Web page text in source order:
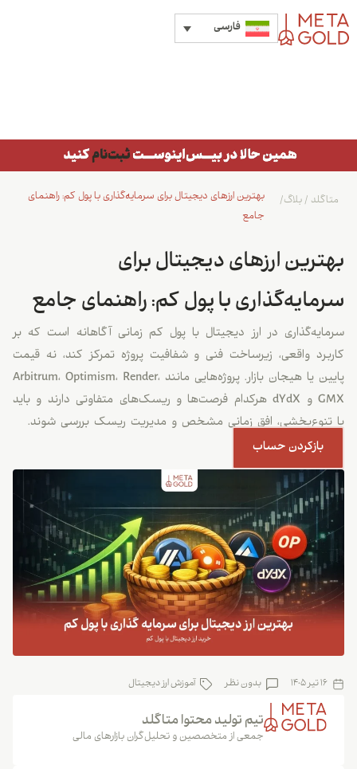
فارسی
بهترین ارزهای دیجیتال برای سرمایه‌گذاری با پول کم: راهنمای
جامع
متاگلد /بلاگ/
بهترین ارزهای دیجیتال برای
سرمایه‌گذاری با پول کم: راهنمای جامع
سرمایه‌گذاری در ارز دیجیتال با پول کم زمانی آگاهانه است که بر
کاربرد واقعی، زیرساخت فنی و شفافیت پروژه تمرکز کند، نه قیمت
پایین یا هیجان بازار. پروژه‌هایی مانند Arbitrum، Optimism، Render،
GMX و dYdX هرکدام فرصت‌ها و ریسک‌های متفاوتی دارند و باید
با تنوع‌بخشی، افق زمانی مشخص و مدیریت ریسک بررسی شوند.
بازکردن حساب
16 تیر 1405 بدون نظر آموزش ارز دیجیتال
تیم تولید محتوا متاگلد
جمعی از متخصصین و تحلیل‌گران بازارهای مالی